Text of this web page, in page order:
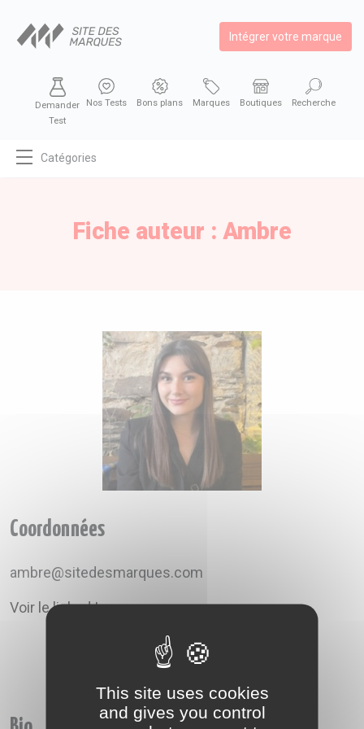
Intégrer votre marque
Demander
Test
Nos Tests Bons plans Marques Boutiques Recherche
Catégories
AUTOMOBILE
A VOTRE SERVICE
BIO & ENVIRONNEMENT
ENTREPRISE
ANIMAUX
CATALOGUES
Fiche auteur : Ambre
Coordonnées
ambre@sitedesmarques.com
Voir le linked In
This site uses cookies
and gives you control